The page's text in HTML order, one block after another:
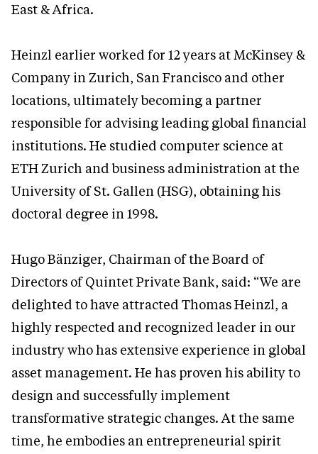
East & Africa.
Heinzl earlier worked for 12 years at McKinsey &
Company in Zurich, San Francisco and other
locations, ultimately becoming a partner
responsible for advising leading global financial
institutions. He studied computer science at
ETH Zurich and business administration at the
University of St. Gallen (HSG), obtaining his
doctoral degree in 1998.
Hugo Bänziger, Chairman of the Board of
Directors of Quintet Private Bank, said: “We are
delighted to have attracted Thomas Heinzl, a
highly respected and recognized leader in our
industry who has extensive experience in global
asset management. He has proven his ability to
design and successfully implement
transformative strategic changes. At the same
time, he embodies an entrepreneurial spirit